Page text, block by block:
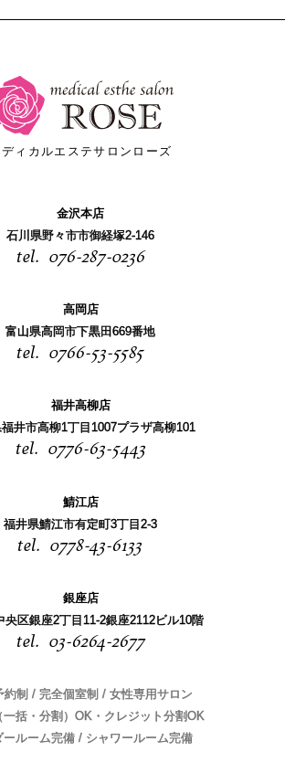
ディカルエステサロンローズ
金沢本店
石川県野々市市御経塚2-146
076-287-0236
高岡店
富山県高岡市下黒田669番地
0766-53-5585
福井高柳店
井市高柳1丁目1007プラザ高柳101
0776-63-5443
鯖江店
福井県鯖江市有定町3丁目2-3
0778-43-6133
銀座店
央区銀座2丁目11-2銀座2112ビル10階
03-6264-2677
約制 / 完全個室制 / 女性専用サロン
一括・分割）OK・クレジット分割OK
ールーム完備 / シャワールーム完備